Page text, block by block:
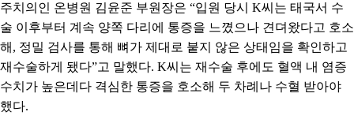
주치의인 온병원 김윤준 부원장은 “입원 당시 K씨는 태국서 수
술 이후부터 계속 양쪽 다리에 통증을 느꼈으나 견뎌왔다고 호소
해 , 정밀 검사를 통해 뼈가 제대로 붙지 않은 상태임을 확인하고
재수술하게 됐다”고 말했다. K씨는 재수술 후에도 혈액 내 염증
수치가 높은데다 격심한 통증을 호소해 두 차례나 수혈 받아야
했다.